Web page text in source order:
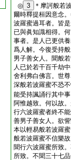
◎ 3
＊摩訶般若
爾時釋提桓因意念
波羅蜜過耳者。皆
已與眞知識相得。
事者。是人已更供
爲人解。今復受持
男子善女人。聞般
人已於若干百千劫
舍利弗白佛言。世
深般若波羅蜜不恐
能受持諷誦行其中
阿惟越致。何以故
行六波羅蜜者終不
善男子善女人。欲
本以輕易般若波羅
般若波羅蜜不信樂
聞行六波羅蜜所致
所致。不聞三十七